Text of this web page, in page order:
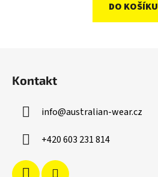
DO KOŠÍKU
Kontakt
info@australian-wear.cz
+420 603 231 814